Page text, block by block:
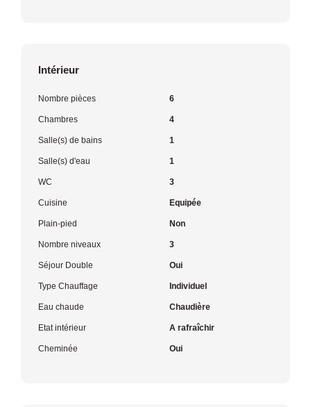
Intérieur
Nombre pièces 6
Chambres 4
Salle(s) de bains 1
Salle(s) d'eau 1
WC 3
Cuisine Equipée
Plain-pied Non
Nombre niveaux 3
Séjour Double Oui
Type Chauffage Individuel
Eau chaude Chaudière
Etat intérieur A rafraîchir
Cheminée Oui